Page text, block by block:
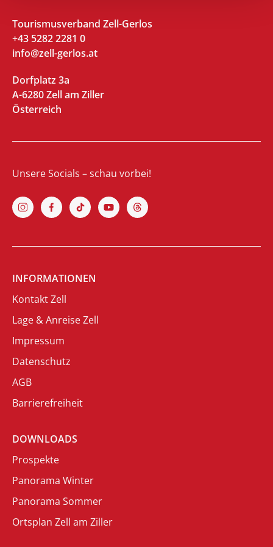
Tourismusverband Zell-Gerlos
+43 5282 2281 0
info@zell-gerlos.at
Dorfplatz 3a
A-6280 Zell am Ziller
Österreich
Unsere Socials – schau vorbei!
INFORMATIONEN
Kontakt Zell
Lage & Anreise Zell
Impressum
Datenschutz
AGB
Barrierefreiheit
DOWNLOADS
Prospekte
Panorama Winter
Panorama Sommer
Ortsplan Zell am Ziller